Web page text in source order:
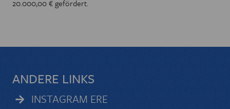
20.000,00 € gefördert.
ANDERE LINKS
INSTAGRAM ERE